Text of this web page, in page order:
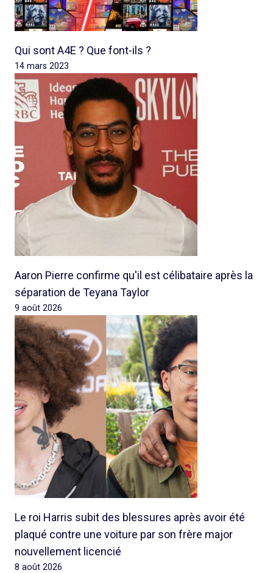
Qui sont A4E ? Que font-ils ?
14 mars 2023
Aaron Pierre confirme qu'il est célibataire après la
séparation de Teyana Taylor
9 août 2026
Le roi Harris subit des blessures après avoir été
plaqué contre une voiture par son frère major
nouvellement licencié
8 août 2026